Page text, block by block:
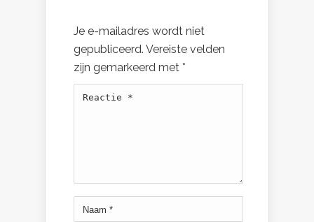
Je e-mailadres wordt niet
gepubliceerd. Vereiste velden
zijn gemarkeerd met *